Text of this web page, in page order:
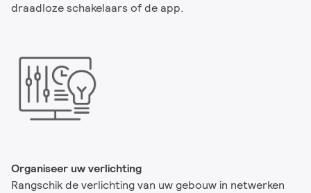
draadloze schakelaars of de app.
Organiseer uw verlichting
Rangschik de verlichting van uw gebouw in netwerken